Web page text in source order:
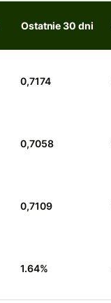
Ostatnie 30 dni
0,7174
0,7058
0,7109
1.64%